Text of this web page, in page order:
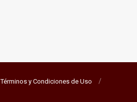
Términos y Condiciones de Uso